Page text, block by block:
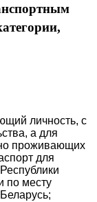
личность, с
а для
проживающих
для
по месту